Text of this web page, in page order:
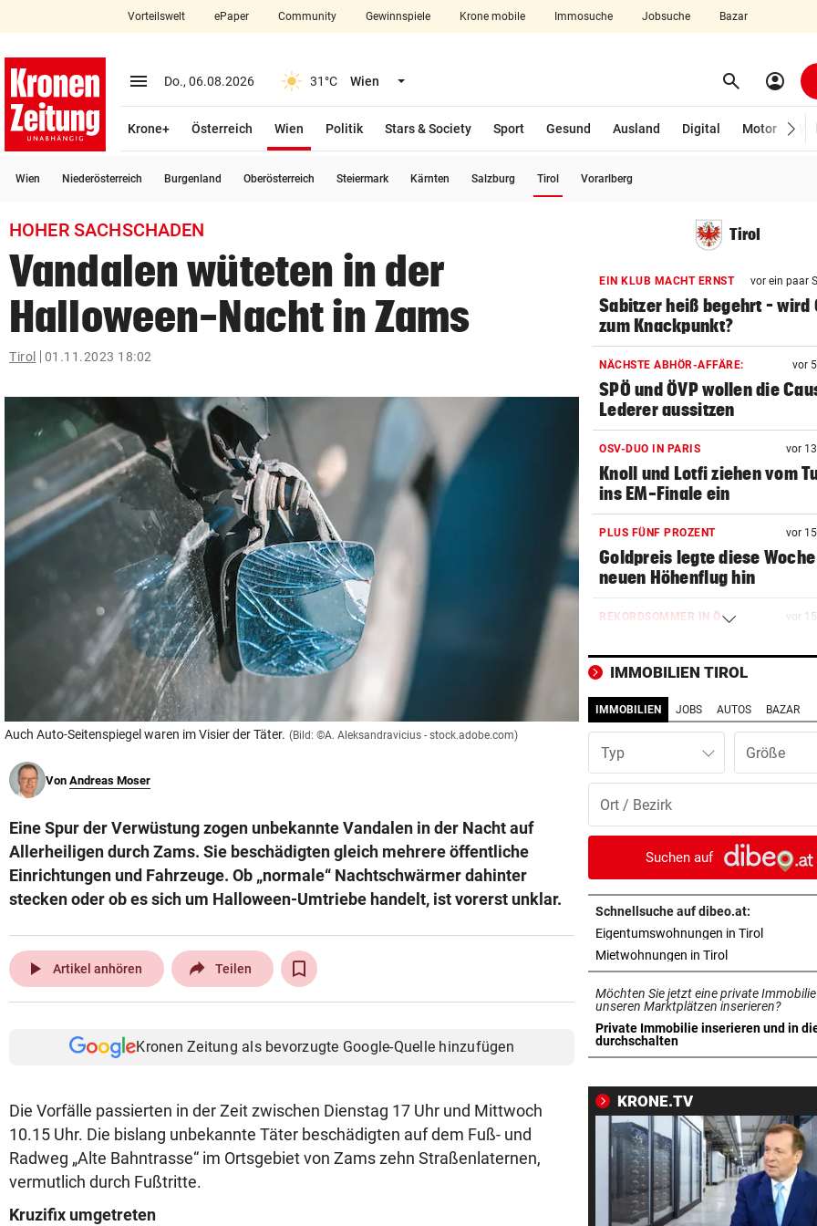
closeSchließen
account_circle Anmelden
arrow_right
bookmark
search
Suchbegriff
eingeben
© Krone Multimedia GmbH & Co KG 2026
Muthgasse 2, 1190 Wien
Vorteilswelt ePaper Community Gewinnspiele Krone mobile Immosuche Jobsuche Bazar
menu Menü aufklappen
Do., 06.08.2026 31°C Wien Menü aufklappen search Suchen
account_circle
Krone+ Österreich Wien
Politik
Stars & Society Sport Gesund Ausland Digital Motor
Wien Niederösterreich Burgenland Oberösterreich Steiermark Kärnten Salzburg Tirol Vorarlberg
HOHER SACHSCHADEN
Vandalen wüteten in der
Halloween-Nacht in Zams
Tirol 01.11.2023 18:02
Auch Auto-Seitenspiegel waren im Visier der Täter. (Bild: ©A. Aleksandravicius - stock.adobe.com)
Von Andreas Moser
Eine Spur der Verwüstung zogen unbekannte Vandalen in der Nacht auf
Allerheiligen durch Zams. Sie beschädigten gleich mehrere öffentliche
Einrichtungen und Fahrzeuge. Ob „normale“ Nachtschwärmer dahinter
stecken oder ob es sich um Halloween-Umtriebe handelt, ist vorerst unklar.
play_arrow Artikel anhören Teilen
Kronen Zeitung als bevorzugte Google-Quelle hinzufügen
Die Vorfälle passierten in der Zeit zwischen Dienstag 17 Uhr und Mittwoch
10.15 Uhr. Die bislang unbekannte Täter beschädigten auf dem Fuß- und
Radweg „Alte Bahntrasse“ im Ortsgebiet von Zams zehn Straßenlaternen,
vermutlich durch Fußtritte.
Kruzifix umgetreten
Tirol
EIN KLUB MACHT ERNST vor ein paar
Sabitzer heiß begehrt – wird
zum Knackpunkt?
NÄCHSTE ABHÖR-AFFÄRE: vor
SPÖ und ÖVP wollen die
Lederer aussitzen
OSV-DUO IN PARIS vor
Knoll und Lotfi ziehen vom
ins EM-Finale ein
PLUS FÜNF PROZENT vor
Goldpreis legte diese Woche
neuen Höhenflug hin
REKORDSOMMER IN Ö vor
Einsatzkräfte gefordert!
FITNESS-TEST BESTANDEN
Weißhaidinger kann an
Leichtathletik-EM teilnehmen
IN BACHBETT GEFANGEN vor
Notruf abgebrochen: Suche
verletztem Wanderer
11-JÄHRIGE MISSBRAUCHT vor 25
Vater lockte Vergewaltiger
TikTok in Falle
DISKUTIEREN SIE MIT!
Wasserknappheit: Sparen
schon?
EINE INTERNE LÖSUNG vor
Pioneers Vorarlberg kennen
RAUS AUS KOMFORTZONE vor 38
„Der nächste Schritt“:
Olympiasieger „geht fremd“
FREIHEIT IN KASACHSTAN vor
IMMOBILIEN TIROL
IMMOBILIEN JOBS AUTOS BAZAR
Typ
Suchen auf
Schnellsuche auf dibeo.at:
Eigentumswohnungen in Tirolin neuem
Mietwohnungen in Tirolin neuem Tab
Möchten Sie jetzt eine private
unseren Marktplätzen inserieren?
Private Immobilie inserieren und in
durchschalten
in neuem Tab öffnen
KRONE.TV